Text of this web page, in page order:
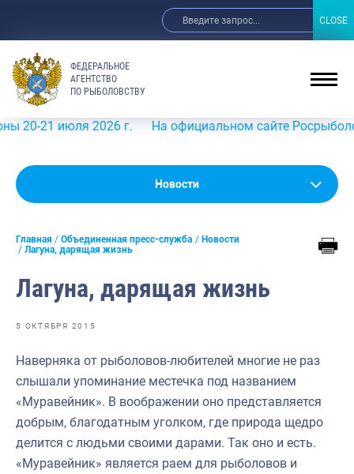
Выступления и интервью руководства
Фотогалерея
Отраслевые СМИ
Выставки и конференции
Научно-практическая литература
ФЕДЕРАЛЬНОЕ
АГЕНТСТВО
ПО РЫБОЛОВСТВУ
2026 г. На официальном сайте Росрыболовства в
Новости
Главная Объединенная пресс-служба
Новости
Лагуна, дарящая жизнь
Лагуна, дарящая жизнь
5 ОКТЯБРЯ 2015
Наверняка от рыболовов-любителей многие не раз
слышали упоминание местечка под названием
«Муравейник». В воображении оно представляется
добрым, благодатным уголком, где природа щедро
делится с людьми своими дарами. Так оно и есть.
«Муравейник» является раем для рыболовов и
CLOSE
CLOSE